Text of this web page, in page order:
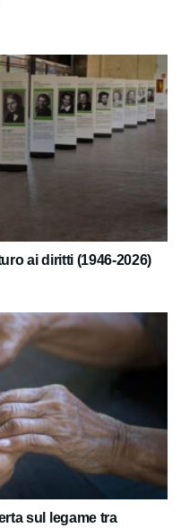
ai diritti (1946-2026)
sul legame tra